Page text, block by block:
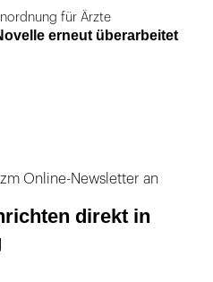
für Ärzte
erneut überarbeitet
Online-Newsletter an
direkt in